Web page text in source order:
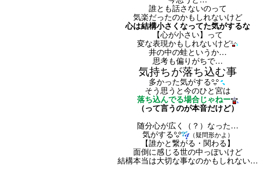
誰とも話さないのって
気楽だったのかもしれないけど
心は結構小さくなってた気がするな
【心が小さい】って
変な表現かもしれないけど
井の中の蛙というか…
思考も偏りがちで…
気持ちが落ち込む事
多かった気がする
そう思うと今のひと宮は
落ち込んでる場合じゃねー
（って言うのが本音だけど）
随分心が広く（？）なった…
気がする
（疑問形かよ）
【誰かと繋がる・関わる】
面倒に感じる世の中っぽいけど
結構本当は大切な事なのかもしれない…